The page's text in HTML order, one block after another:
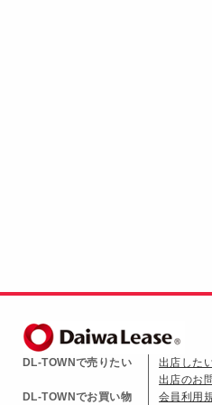
DL-TOWNで売りたい
出店した
出店のお
DL-TOWNでお買い物
会員利用